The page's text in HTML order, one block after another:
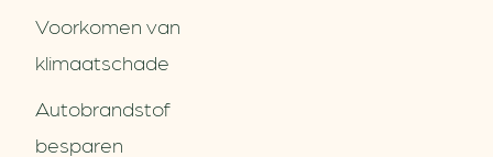
Voorkomen van
klimaatschade
Autobrandstof
besparen